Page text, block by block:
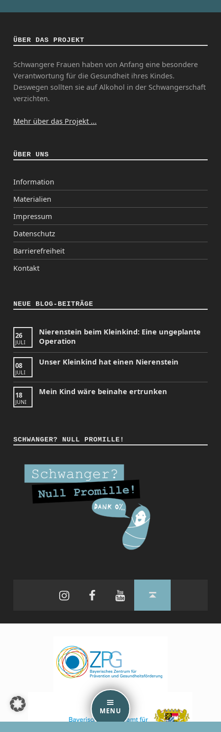
MENU
ÜBER DAS PROJEKT
Schwangere Frauen haben von Anfang eine besondere
Verantwortung für die Gesundheit ihres Kindes.
Deswegen sollten sie auf Alkohol in der Schwangerschaft
verzichten.
Mehr über das Projekt ...
ÜBER UNS
Information
Materialien
Impressum
Datenschutz
Barrierefreiheit
Kontakt
NEUE BLOG-BEITRÄGE
26
JULI
Nierenstein beim Kleinkind: Eine ungeplante
Operation
08
JULI
Unser Kleinkind hat einen Nierenstein
18
JUNI
Mein Kind wäre beinahe ertrunken
SCHWANGER? NULL PROMILLE!
FacebookYouTubeBack to top ↑